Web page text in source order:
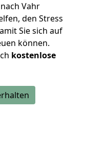
Vahr
den Stress
Sie sich auf
können.
kostenlose